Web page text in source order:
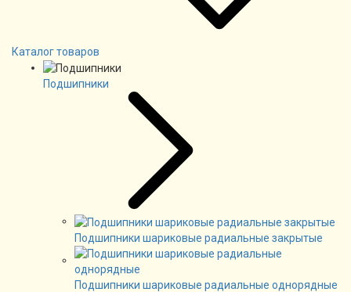
Каталог товаров
Подшипники
Подшипники шариковые радиальные закрытые
Подшипники шариковые радиальные однорядные